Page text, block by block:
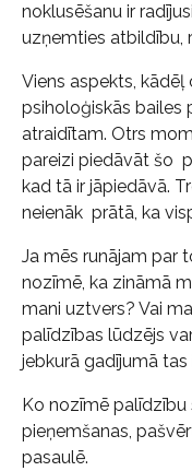
noklusēšanu ir
uzņemties atbildību,
Viens aspekts,
psiholoģiskās
atraidītam. Otrs
pareizi piedāvāt šo
kad tā ir jāpiedāvā.
neienāk prātā, ka
Ja mēs runājam par
nozīmē, ka zināmā
mani uztvers? Vai
palīdzības lūdzējs
jebkurā gadījumā
Ko nozīmē palīdzību
pieņemšanas,
pasaulē.